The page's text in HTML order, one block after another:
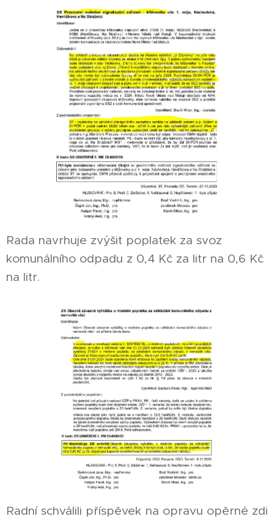
Rada navrhuje zvýšit poplatek za svoz
komunálního odpadu z 0,4 Kč za litr na 0,6 Kč
na litr.
Radní schválili příspěvek na opravu opěrné zdi